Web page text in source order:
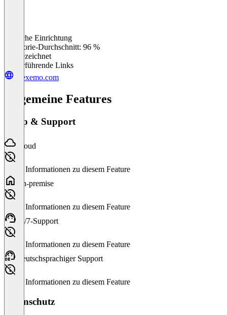
Einfache Einrichtung
Kategorie-Durchschnitt: 96 %
Ausgezeichnet
Weiterführende Links
e.lexemo.com
Allgemeine Features
Setup & Support
Cloud
Keine Informationen zu diesem Feature
On-premise
Keine Informationen zu diesem Feature
24/7-Support
Keine Informationen zu diesem Feature
Deutschsprachiger Support
Keine Informationen zu diesem Feature
Datenschutz